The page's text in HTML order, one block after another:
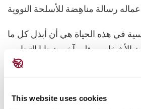
This website uses cookies
في هذه الحياة هي أن أبذل كل ما
الأشخاص مثلي آخر ضحايا التجارب
هذه الأحداث في أي مكان أو زمان
سماءنا تبقى نقية، وليكن أطفالنا
أصحاء!"